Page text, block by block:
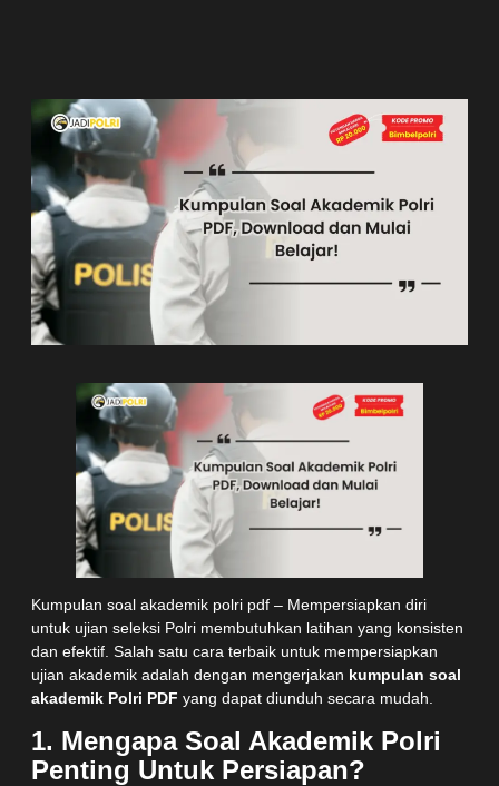
Kumpulan soal akademik polri pdf – Mempersiapkan diri
untuk ujian seleksi Polri membutuhkan latihan yang konsisten
dan efektif. Salah satu cara terbaik untuk mempersiapkan
ujian akademik adalah dengan mengerjakan kumpulan soal
akademik Polri PDF yang dapat diunduh secara mudah.
1. Mengapa Soal Akademik Polri
Penting Untuk Persiapan?